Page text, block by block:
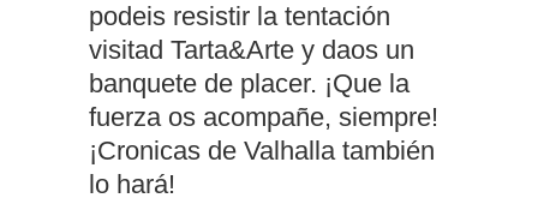
podeis resistir la tentación
visitad Tarta&Arte y daos un
banquete de placer. ¡Que la
fuerza os acompañe, siempre!
¡Cronicas de Valhalla también
lo hará!